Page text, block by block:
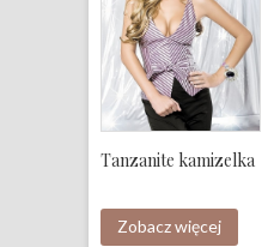
Tanzanite kamizelka
Zobacz więcej